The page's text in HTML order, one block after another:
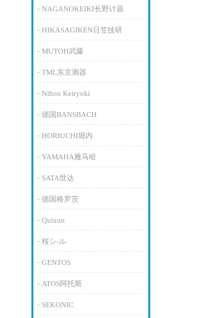
NAGANOKEIKI长野计器
HIKASAGIKEN日笠技研
MUTOH武藤
TML东京测器
Nihon Keiryoki
德国BANSBACH
HORIUCHI堀内
YAMAHA雅马哈
SATA世达
德国格罗茨
Quixun
桜シ-ル
GENTOS
ATOS阿托斯
SEKONIC